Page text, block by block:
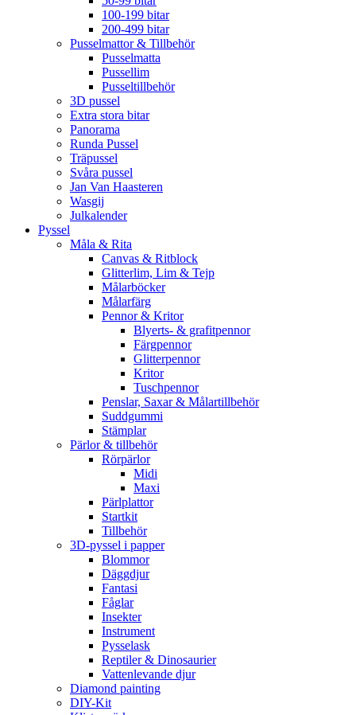
100-199 bitar
200-499 bitar
Pusselmattor & Tillbehör
Pusselmatta
Pussellim
Pusseltillbehör
3D pussel
Extra stora bitar
Panorama
Runda Pussel
Träpussel
Svåra pussel
Jan Van Haasteren
Wasgij
Julkalender
Pyssel
Måla & Rita
Canvas & Ritblock
Glitterlim, Lim & Tejp
Målarböcker
Målarfärg
Pennor & Kritor
Blyerts- & grafitpennor
Färgpennor
Glitterpennor
Kritor
Tuschpennor
Penslar, Saxar & Målartillbehör
Suddgummi
Stämplar
Pärlor & tillbehör
Rörpärlor
Midi
Maxi
Pärlplattor
Startkit
Tillbehör
3D-pyssel i papper
Blommor
Däggdjur
Fantasi
Fåglar
Insekter
Instrument
Pysselask
Reptiler & Dinosaurier
Vattenlevande djur
Diamond painting
DIY-Kit